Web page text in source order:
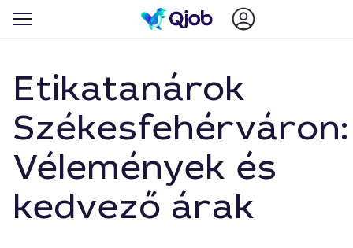
Etikatanárok
Székesfehérváron:
Vélemények és
kedvező árak